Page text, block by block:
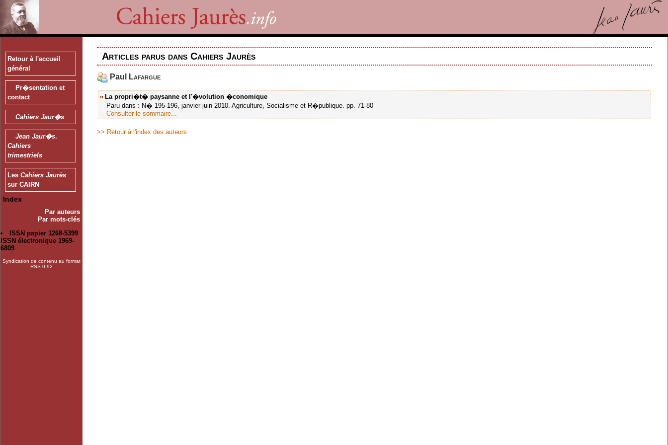
Retour à l'accueil
général
Pr�sentation et
contact
Cahiers Jaur�s
Jean Jaur�s.
Cahiers
trimestriels
Les Cahiers Jaurès
sur CAIRN
Index
Par auteurs
Par mots-clés
ISSN papier 1268-5399
ISSN électronique 1969-
6809
Syndication de contenu au format
RSS 0.92
Articles parus dans Cahiers Jaurès
Paul Lafargue
La propri�t� paysanne et l'�volution �conomique
Paru dans : N� 195-196, janvier-juin 2010. Agriculture, Socialisme et R�publique. pp. 71-80
Consulter le sommaire...
>> Retour à l'index des auteurs